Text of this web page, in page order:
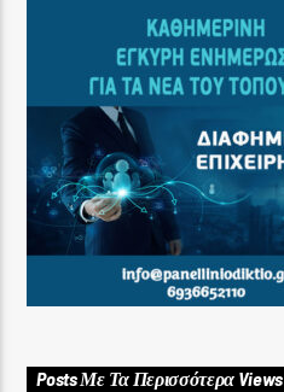
Posts Με Τα Περισσότερα Views